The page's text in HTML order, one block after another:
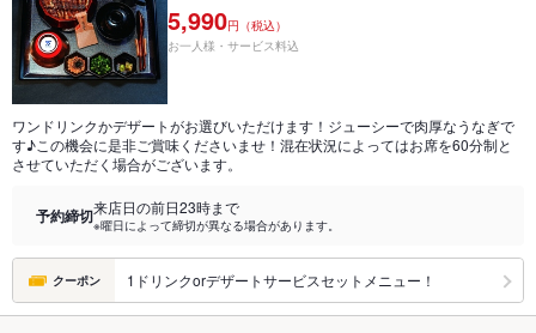
5,990円（税込）
お一人様・サービス料込
ワンドリンクかデザートがお選びいただけます！ジューシーで肉厚なうなぎで
す♪この機会に是非ご賞味くださいませ！混在状況によってはお席を60分制と
させていただく場合がございます。
予約締切来店日の前日23時まで
※曜日によって締切が異なる場合があります。
クーポン 1ドリンクorデザートサービスセットメニュー！